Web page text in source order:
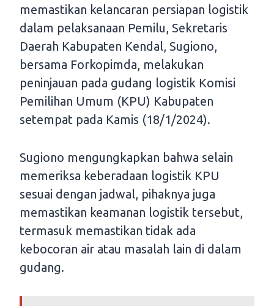
memastikan kelancaran persiapan logistik
dalam pelaksanaan Pemilu, Sekretaris
Daerah Kabupaten Kendal, Sugiono,
bersama Forkopimda, melakukan
peninjauan pada gudang logistik Komisi
Pemilihan Umum (KPU) Kabupaten
setempat pada Kamis (18/1/2024).
Sugiono mengungkapkan bahwa selain
memeriksa keberadaan logistik KPU
sesuai dengan jadwal, pihaknya juga
memastikan keamanan logistik tersebut,
termasuk memastikan tidak ada
kebocoran air atau masalah lain di dalam
gudang.